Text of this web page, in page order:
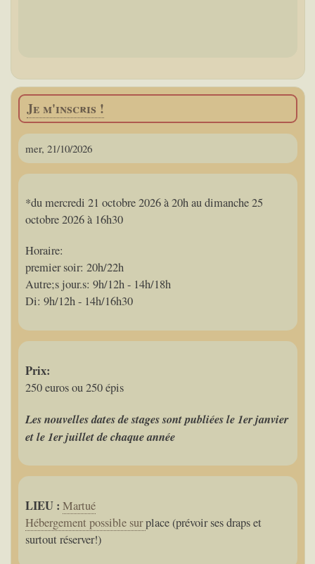
Je m'inscris !
mer, 21/10/2026
*du mercredi 21 octobre 2026 à 20h au dimanche 25
octobre 2026 à 16h30
Horaire:
premier soir: 20h/22h
Autre;s jour.s: 9h/12h - 14h/18h
Di: 9h/12h - 14h/16h30
Prix:
250 euros ou 250 épis
Les nouvelles dates de stages sont publiées le 1er janvier
et le 1er juillet de chaque année
LIEU : Martué
Hébergement possible surplace (prévoir ses draps et
surtout réserver!)